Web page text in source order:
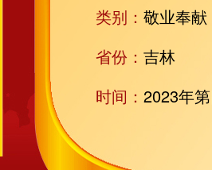
类别： 敬业奉献
省份： 吉林
时间： 2023年